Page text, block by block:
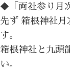
◆「両社参り月
先ず 箱根神社
す。
箱根神社と九頭
い。